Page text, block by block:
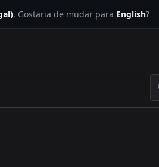
. Gostaria de mudar para English?